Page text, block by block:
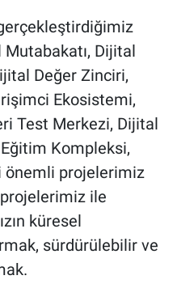
Dijital
Değer Zinciri,
Ekosistemi,
Test Merkezi, Dijital
Kompleksi,
önemli projelerimiz
ile
küresel
sürdürülebilir ve